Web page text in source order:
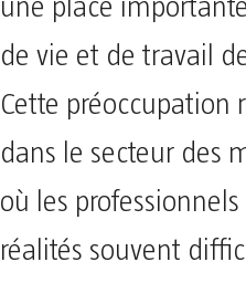
une place
de vie et de travail
Cette préoccupation
dans le secteur des
où les
réalités souvent